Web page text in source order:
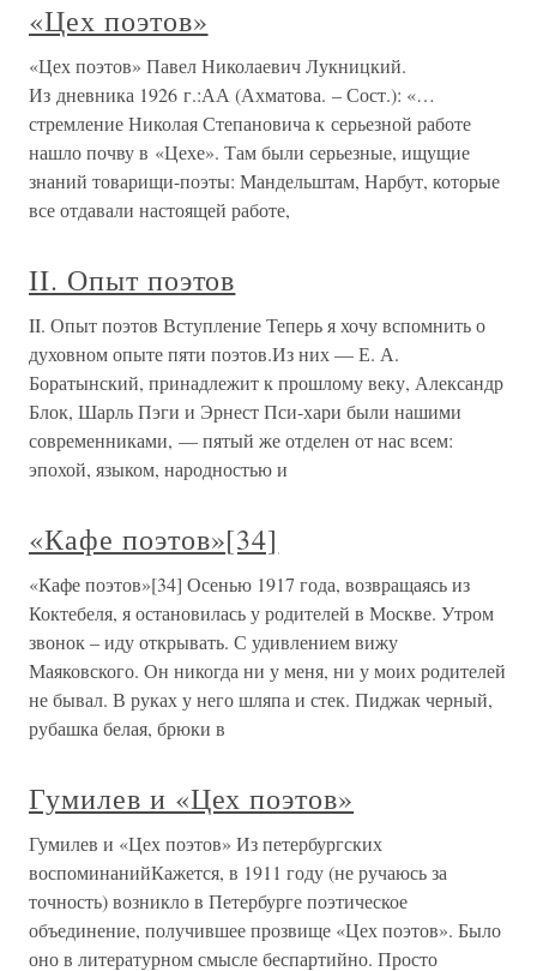
«Цех поэтов»
«Цех поэтов» Павел Николаевич Лукницкий.
Из дневника 1926 г.:АА (Ахматова. – Сост.): «…
стремление Николая Степановича к серьезной работе
нашло почву в «Цехе». Там были серьезные, ищущие
знаний товарищи-поэты: Мандельштам, Нарбут, которые
все отдавали настоящей работе,
II. Опыт поэтов
II. Опыт поэтов Вступление Теперь я хочу вспомнить о
духовном опыте пяти поэтов.Из них — Е. А.
Боратынский, принадлежит к прошлому веку, Александр
Блок, Шарль Пэги и Эрнест Пси-хари были нашими
современниками, — пятый же отделен от нас всем:
эпохой, языком, народностью и
«Кафе поэтов»[34]
«Кафе поэтов»[34] Осенью 1917 года, возвращаясь из
Коктебеля, я остановилась у родителей в Москве. Утром
звонок – иду открывать. С удивлением вижу
Маяковского. Он никогда ни у меня, ни у моих родителей
не бывал. В руках у него шляпа и стек. Пиджак черный,
рубашка белая, брюки в
Гумилев и «Цех поэтов»
Гумилев и «Цех поэтов» Из петербургских
воспоминанийКажется, в 1911 году (не ручаюсь за
точность) возникло в Петербурге поэтическое
объединение, получившее прозвище «Цех поэтов». Было
оно в литературном смысле беспартийно. Просто